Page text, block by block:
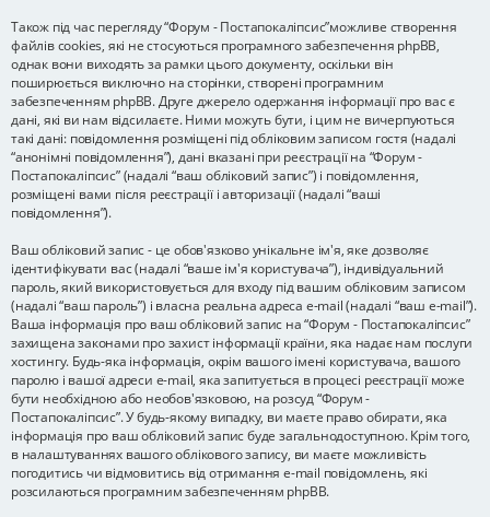
Також під час перегляду “Форум - Постапокаліпсис”можливе створення
файлів cookies, які не стосуються програмного забезпечення phpBB,
однак вони виходять за рамки цього документу, оскільки він
поширюється виключно на сторінки, створені програмним
забезпеченням phpBB. Друге джерело одержання інформації про вас є
дані, які ви нам відсилаєте. Ними можуть бути, і цим не вичерпуються
такі дані: повідомлення розміщені під обліковим записом гостя (надалі
“анонімні повідомлення”), дані вказані при реєстрації на “Форум -
Постапокаліпсис” (надалі “ваш обліковий запис”) і повідомлення,
розміщені вами після реєстрації і авторизації (надалі “ваші
повідомлення”).
Ваш обліковий запис - це обов'язково унікальне ім'я, яке дозволяє
ідентифікувати вас (надалі “ваше ім'я користувача”), індивідуальний
пароль, який використовується для входу під вашим обліковим записом
(надалі “ваш пароль”) і власна реальна адреса e-mail (надалі “ваш e-mail”).
Ваша інформація про ваш обліковий запис на “Форум - Постапокаліпсис”
захищена законами про захист інформації країни, яка надає нам послуги
хостингу. Будь-яка інформація, окрім вашого імені користувача, вашого
паролю і вашої адреси e-mail, яка запитується в процесі реєстрації може
бути необхідною або необов'язковою, на розсуд “Форум -
Постапокаліпсис”. У будь-якому випадку, ви маєте право обирати, яка
інформація про ваш обліковий запис буде загальнодоступною. Крім того,
в налаштуваннях вашого облікового запису, ви маєте можливість
погодитись чи відмовитись від отримання e-mail повідомлень, які
розсилаються програмним забезпеченням phpBB.